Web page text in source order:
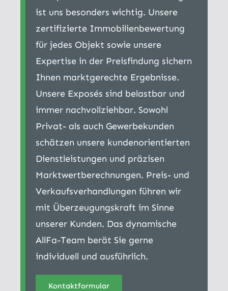
ist uns besonders wichtig. Unsere
zertifizierte Immobilienbewertung
für jedes Objekt sowie unsere
Expertise in der Preisfindung sichern
Ihnen marktgerechte Ergebnisse.
Unsere Exposés sind belastbar und
immer nachvollziehbar. Sowohl
Privat- als auch Gewerbekunden
schätzen unsere kundenorientierten
Dienstleistungen und präzisen
Marktwertberechnungen. Preis- und
Verkaufsverhandlungen führen wir
mit Überzeugungskraft im Sinne
unserer Kunden. Das dynamische
AllFa-Team berät Sie gerne
individuell und ausführlich.
Kontaktformular